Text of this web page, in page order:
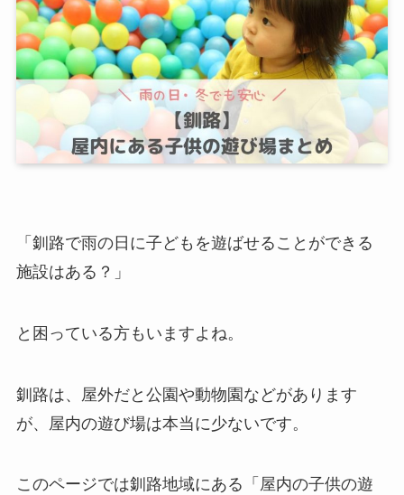
「釧路で雨の日に子どもを遊ばせることができる
施設はある？」
と困っている方もいますよね。
釧路は、屋外だと公園や動物園などがあります
が、屋内の遊び場は本当に少ないです。
このページでは釧路地域にある「屋内の子供の遊